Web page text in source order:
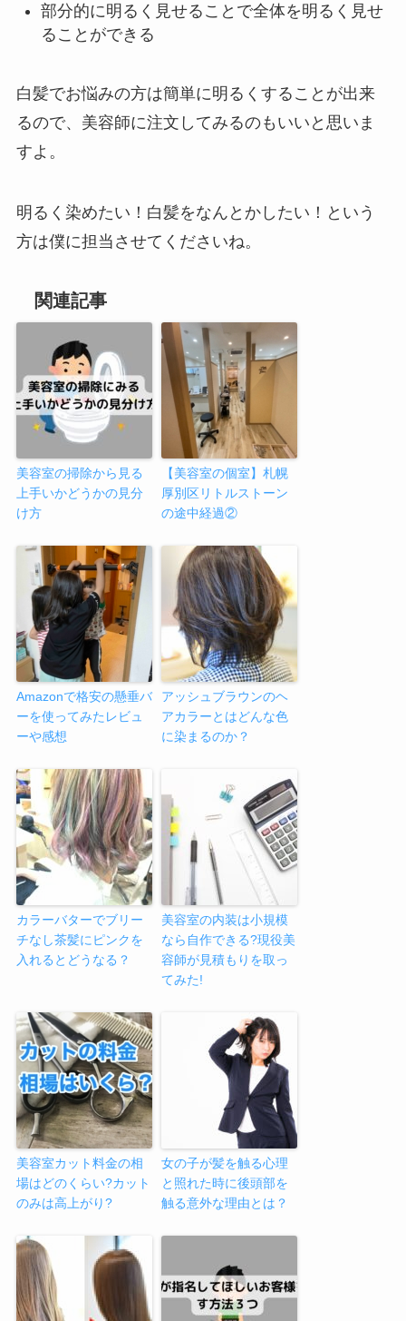
部分的に明るく見せることで全体を明るく見せ
ることができる
白髪でお悩みの方は簡単に明るくすることが出来
るので、美容師に注文してみるのもいいと思いま
すよ。
明るく染めたい！白髪をなんとかしたい！という
方は僕に担当させてくださいね。
関連記事
美容室の掃除から見る
上手いかどうかの見分
け方
【美容室の個室】札幌
厚別区リトルストーン
の途中経過②
Amazonで格安の懸垂バ
ーを使ってみたレビュ
ーや感想
アッシュブラウンのヘ
アカラーとはどんな色
に染まるのか？
カラーバターでブリー
チなし茶髪にピンクを
入れるとどうなる？
美容室の内装は小規模
なら自作できる?現役美
容師が見積もりを取っ
てみた!
美容室カット料金の相
場はどのくらい?カット
のみは高上がり?
女の子が髪を触る心理
と照れた時に後頭部を
触る意外な理由とは？